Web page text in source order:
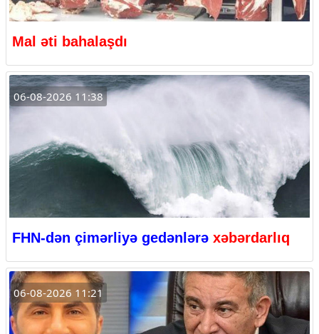
Mal əti bahalaşdı
06-08-2026 11:38
FHN-dən çimərliyə gedənlərə xəbərdarlıq
06-08-2026 11:21